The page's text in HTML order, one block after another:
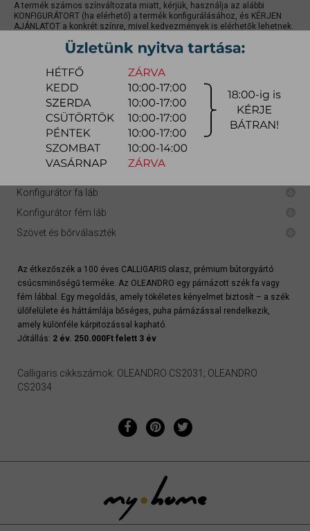
A termék számos színváltozata miatt, kérjük, használja az alábbi
KONFIGURÁTORT (ha elérhető) a termék konfigurálásához, és KÉRJEN
AJÁNLATOT a konkrét színre, mivel kedvezmények is elérhetők lehetnek.
gyors ajánlat
Raktárra érkezés:
Szállítási módja:bútorszállító
Készlet info: gyártásra
Szállítás, szerelés díjtáblázat (országos)
Konfigurátor fa láb
Konfigurátor fém láb
Szövet és bőrválaszték
Az étkezőszék a 100 éves CALLIGARIS olasz, prémium bútorgyártó
csúcsminőségű terméke. Az OLEANDRO egy párnázott szék fa vagy
fém lábbal. Egy megoldás, amely tökéletes kényelmet biztosít – a szék
ülőfelülete és háttámlája bőséges, puha párnázással rendelkezik,
amely különféle kárpitozással kapható.
Jótállás: 2 év. 250.000Ft felett 3 év
Calligaris cikkszámok: OLEANDRO CS2031; OLEANDRO
CS2034